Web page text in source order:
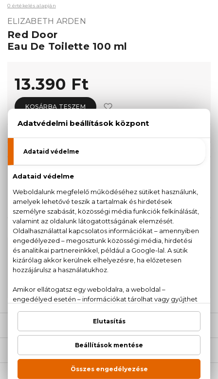
0 értékelés alapján
ELIZABETH ARDEN
Red Door
Eau De Toilette 100 ml
13.390 Ft
KOSÁRBA TESZEM
Teszter 100 ml
KAPCSOLÓDÓ TERMÉKEK
100% eredeti termékek,14 napos visszaküldési
garanciával
Kérdésed van, elakadtál? Hívd ügyfélszolgálatunkat: